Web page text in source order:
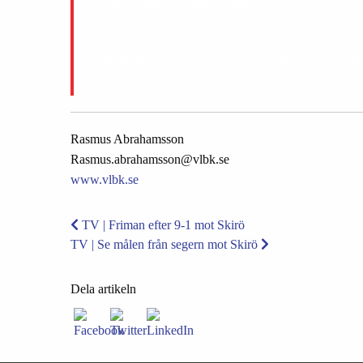
Rasmus Abrahamsson
Rasmus.abrahamsson@vlbk.se
www.vlbk.se
TV | Friman efter 9-1 mot Skirö
TV | Se målen från segern mot Skirö
Dela artikeln